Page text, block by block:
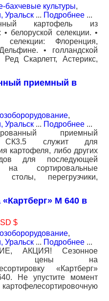
культуры,
Уральск ... Подробнее ...
картофель из
• белоруской селекции. •
селекции: Флоренция,
• голландской
Ред Скарлетт, Астерикс,
приемный в
,
Уральск ... Подробнее ...
приемный
СК3.5 служит для
картофеля, либо других
для последующей
на сортировальные
перегрузчики,
М 640 в
$
,
Уральск ... Подробнее ...
АКЦИЯ! Сезонное
цены на
«Картберг»
Не упустите момент